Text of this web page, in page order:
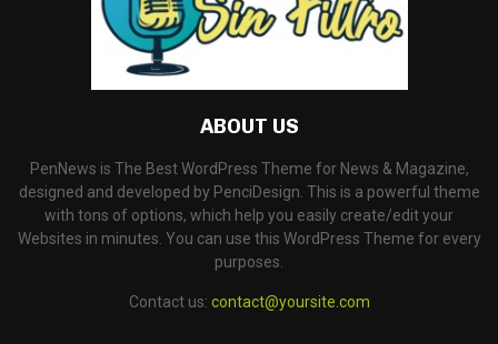
ABOUT US
PenNews is The Best WordPress Theme for News & Magazine,
designed and developed by PenciDesign. This is a powerful theme
with tons of options, which help you easily create/edit your
Websites in minutes. You can use this WordPress Theme for every
purposes.
Contact us: contact@yoursite.com